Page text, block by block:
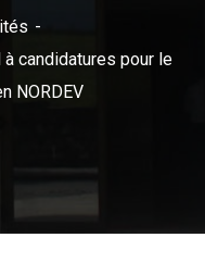
à candidatures pour le
NORDEV